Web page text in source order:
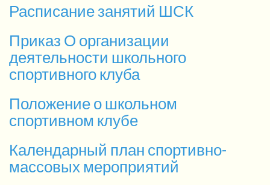
Расписание занятий ШСК
Приказ О организации
деятельности школьного
спортивного клуба
Положение о школьном
спортивном клубе
Календарный план спортивно-
массовых мероприятий